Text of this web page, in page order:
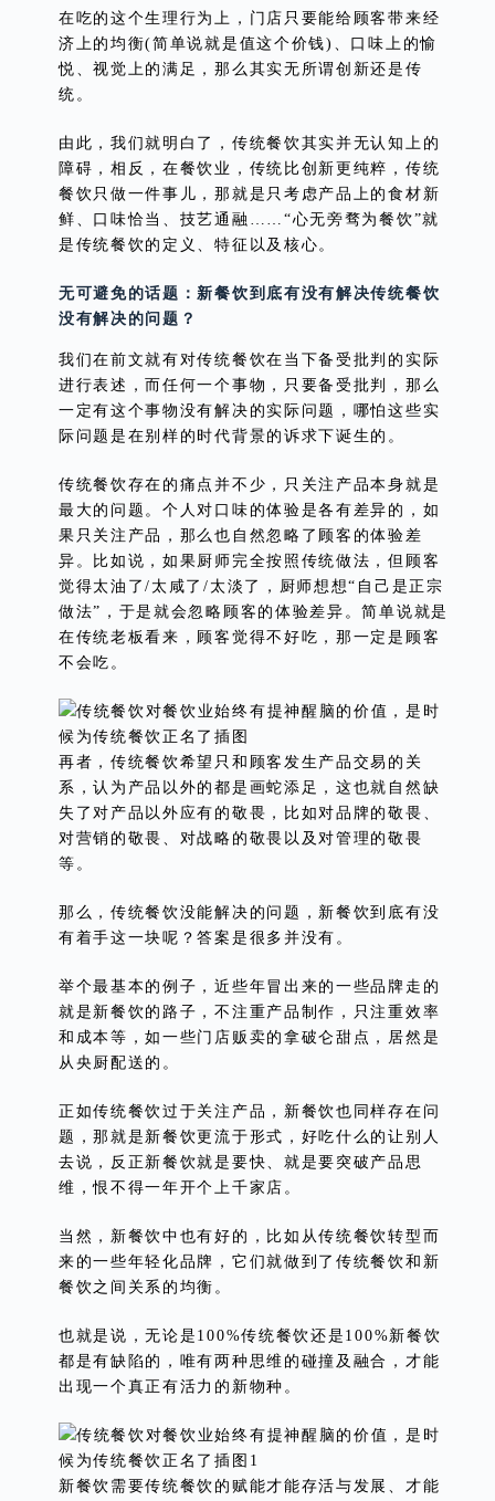
在吃的这个生理行为上，门店只要能给顾客带来经
济上的均衡(简单说就是值这个价钱)、口味上的愉
悦、视觉上的满足，那么其实无所谓创新还是传
统。
由此，我们就明白了，传统餐饮其实并无认知上的
障碍，相反，在餐饮业，传统比创新更纯粹，传统
餐饮只做一件事儿，那就是只考虑产品上的食材新
鲜、口味恰当、技艺通融……“心无旁骛为餐饮”就
是传统餐饮的定义、特征以及核心。
无可避免的话题：新餐饮到底有没有解决传统餐饮
没有解决的问题？
我们在前文就有对传统餐饮在当下备受批判的实际
进行表述，而任何一个事物，只要备受批判，那么
一定有这个事物没有解决的实际问题，哪怕这些实
际问题是在别样的时代背景的诉求下诞生的。
传统餐饮存在的痛点并不少，只关注产品本身就是
最大的问题。个人对口味的体验是各有差异的，如
果只关注产品，那么也自然忽略了顾客的体验差
异。比如说，如果厨师完全按照传统做法，但顾客
觉得太油了/太咸了/太淡了，厨师想想“自己是正宗
做法”，于是就会忽略顾客的体验差异。简单说就是
在传统老板看来，顾客觉得不好吃，那一定是顾客
不会吃。
再者，传统餐饮希望只和顾客发生产品交易的关
系，认为产品以外的都是画蛇添足，这也就自然缺
失了对产品以外应有的敬畏，比如对品牌的敬畏、
对营销的敬畏、对战略的敬畏以及对管理的敬畏
等。
那么，传统餐饮没能解决的问题，新餐饮到底有没
有着手这一块呢？答案是很多并没有。
举个最基本的例子，近些年冒出来的一些品牌走的
就是新餐饮的路子，不注重产品制作，只注重效率
和成本等，如一些门店贩卖的拿破仑甜点，居然是
从央厨配送的。
正如传统餐饮过于关注产品，新餐饮也同样存在问
题，那就是新餐饮更流于形式，好吃什么的让别人
去说，反正新餐饮就是要快、就是要突破产品思
维，恨不得一年开个上千家店。
当然，新餐饮中也有好的，比如从传统餐饮转型而
来的一些年轻化品牌，它们就做到了传统餐饮和新
餐饮之间关系的均衡。
也就是说，无论是100%传统餐饮还是100%新餐饮
都是有缺陷的，唯有两种思维的碰撞及融合，才能
出现一个真正有活力的新物种。
新餐饮需要传统餐饮的赋能才能存活与发展、才能